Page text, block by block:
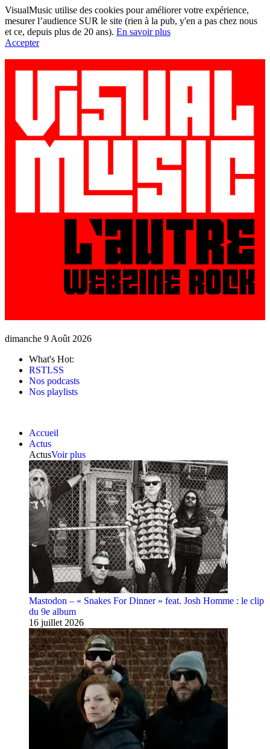
VisualMusic utilise des cookies pour améliorer votre expérience,
mesurer l’audience SUR le site (rien à la pub, y'en a pas chez nous
et ce, depuis plus de 20 ans). En savoir plus
Accepter
dimanche 9 Août 2026
What's Hot:
RSTLSS
Nos podcasts
Nos playlists
Accueil
Actus
ActusVoir plus
Mastodon – « Snakes For Dinner » feat. Josh Homme : le clip
du 9e album
16 juillet 2026